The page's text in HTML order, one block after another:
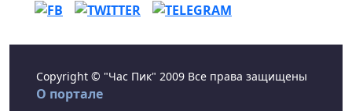
Copyright © "Час Пик" 2009 Все права защищены
О портале